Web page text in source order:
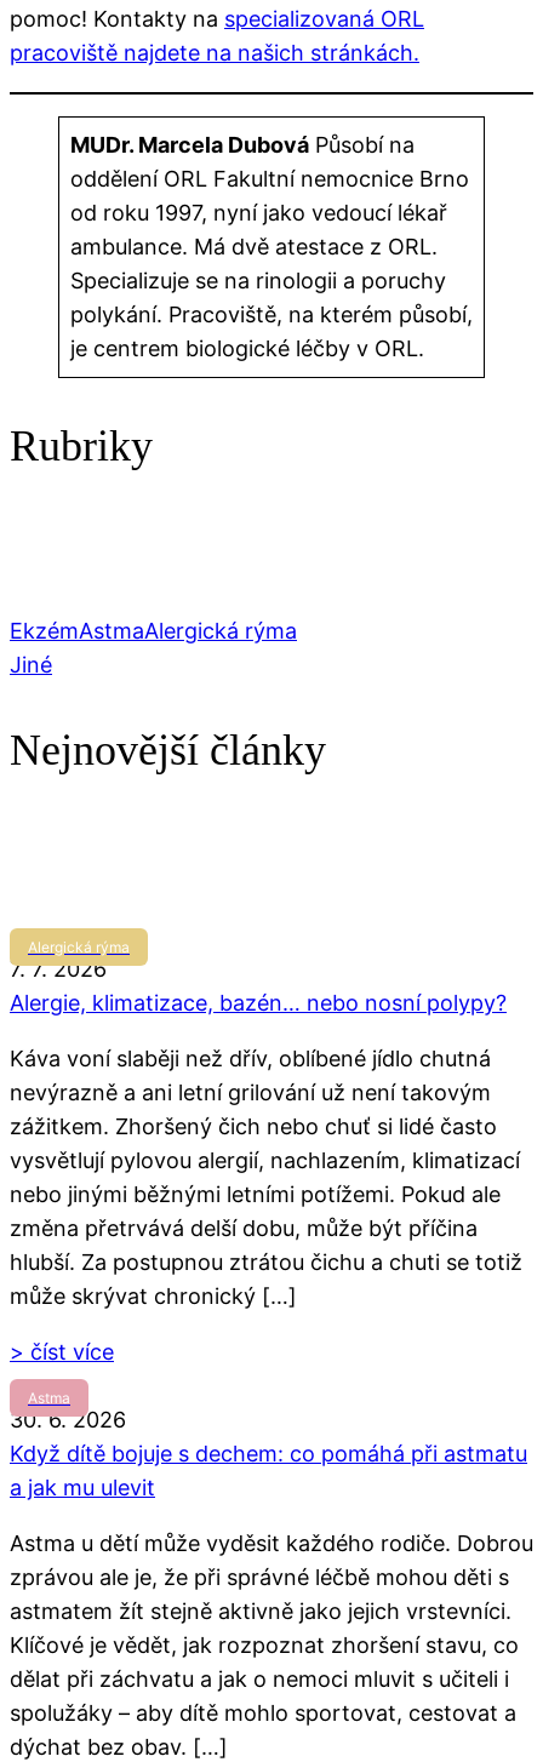
pomoc! Kontakty na specializovaná ORL
pracoviště najdete na našich stránkách.
MUDr. Marcela Dubová Působí na
oddělení ORL Fakultní nemocnice Brno
od roku 1997, nyní jako vedoucí lékař
ambulance. Má dvě atestace z ORL.
Specializuje se na rinologii a poruchy
polykání. Pracoviště, na kterém působí,
je centrem biologické léčby v ORL.
Rubriky
EkzémAstmaAlergická rýma
Jiné
Nejnovější články
Alergická rýma
7. 7. 2026
Alergie, klimatizace, bazén… nebo nosní polypy?
Káva voní slaběji než dřív, oblíbené jídlo chutná
nevýrazně a ani letní grilování už není takovým
zážitkem. Zhoršený čich nebo chuť si lidé často
vysvětlují pylovou alergií, nachlazením, klimatizací
nebo jinými běžnými letními potížemi. Pokud ale
změna přetrvává delší dobu, může být příčina
hlubší. Za postupnou ztrátou čichu a chuti se totiž
může skrývat chronický […]
> číst více
Astma
30. 6. 2026
Když dítě bojuje s dechem: co pomáhá při astmatu
a jak mu ulevit
Astma u dětí může vyděsit každého rodiče. Dobrou
zprávou ale je, že při správné léčbě mohou děti s
astmatem žít stejně aktivně jako jejich vrstevníci.
Klíčové je vědět, jak rozpoznat zhoršení stavu, co
dělat při záchvatu a jak o nemoci mluvit s učiteli i
spolužáky – aby dítě mohlo sportovat, cestovat a
dýchat bez obav. […]